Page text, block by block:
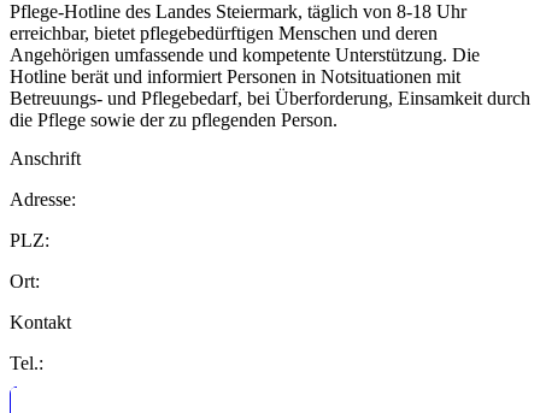
Pflege-Hotline des Landes Steiermark, täglich von 8-18 Uhr
erreichbar, bietet pflegebedürftigen Menschen und deren
Angehörigen umfassende und kompetente Unterstützung. Die
Hotline berät und informiert Personen in Notsituationen mit
Betreuungs- und Pflegebedarf, bei Überforderung, Einsamkeit durch
die Pflege sowie der zu pflegenden Person.
Anschrift
Adresse:
PLZ:
Ort:
Kontakt
Tel.: